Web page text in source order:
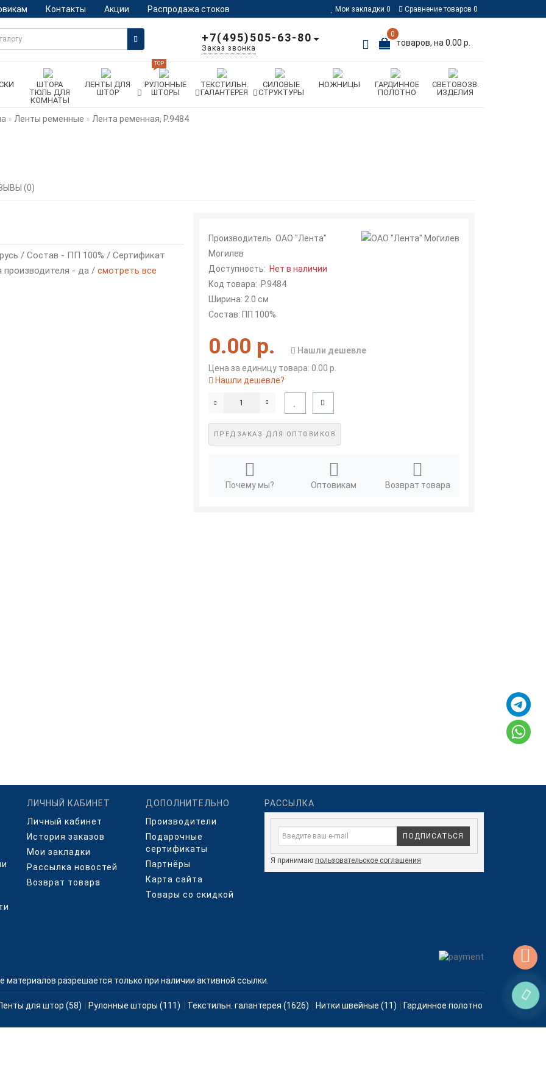
Контакты Акции Распродажа стоков Мои закладки 0 Сравнение товаров 0
0
товаров, на 0.00 р.
+7(495)505-63-80
Заказ звонка
ШТОРА
ТЮЛЬ ДЛЯ
КОМНАТЫ
ЛЕНТЫ ДЛЯ
ШТОР
РУЛОННЫЕ
ШТОРЫ
TOP
ТЕКСТИЛЬН.
ГАЛАНТЕРЕЯ
СИЛОВЫЕ
СТРУКТУРЫ
НОЖНИЦЫ
ГАРДИННОЕ
ПОЛОТНО
СВЕТОВОЗВ.
ИЗДЕЛИЯ
Ленты ременные Лента ременная, Р.9484
(0)
/ Состав - ПП 100% / Сертификат
производителя - да / смотреть все
Производитель ОАО "Лента"
Могилев
Доступность: Нет в наличии
Код товара: Р.9484
Ширина: 2.0 см
Состав: ПП 100%
0.00 р.
Нашли дешевле
Цена за единицу товара: 0.00 р.
Нашли дешевле?
ПРЕДЗАКАЗ ДЛЯ ОПТОВИКОВ
Почему мы? Оптовикам Возврат товара
ЛИЧНЫЙ КАБИНЕТ
Личный кабинет
История заказов
Мои закладки
Рассылка новостей
Возврат товара
ДОПОЛНИТЕЛЬНО
Производители
Подарочные
сертификаты
Партнёры
Карта сайта
Товары со скидкой
РАССЫЛКА
ПОДПИСАТЬСЯ
Я принимаю пользовательское соглашения
разрешается только при наличии активной ссылки.
для штор (58) Рулонные шторы (111) Текстильн. галантерея (1626) Нитки швейные (11) Гардинное полотно